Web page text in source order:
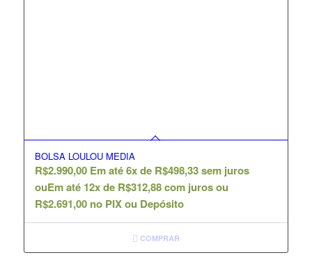
BOLSA LOULOU MEDIA
R$2.990,00 Em até 6x de R$498,33sem juros
ouEm até 12x de R$312,88com juros ou
R$2.691,00 no PIX ou Depósito
COMPRAR